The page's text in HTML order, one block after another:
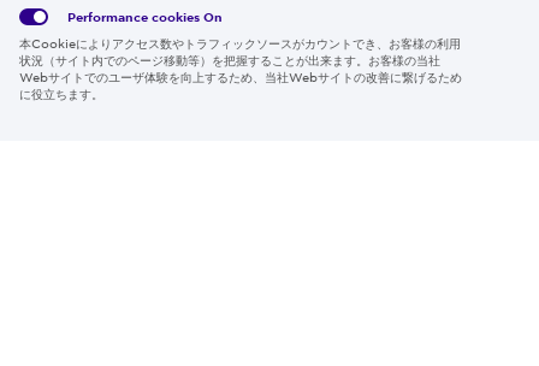
Policy
約
Region & Language:
Japan | JP
Performance cookies On
本Cookieによりアクセス数やトラフィックソースがカウントでき、お客様の利用
状況（サイト内でのページ移動等）を把握することが出来ます。お客様の当社
Webサイトでのユーザ体験を向上するため、当社Webサイトの改善に繋げるため
に役立ちます。